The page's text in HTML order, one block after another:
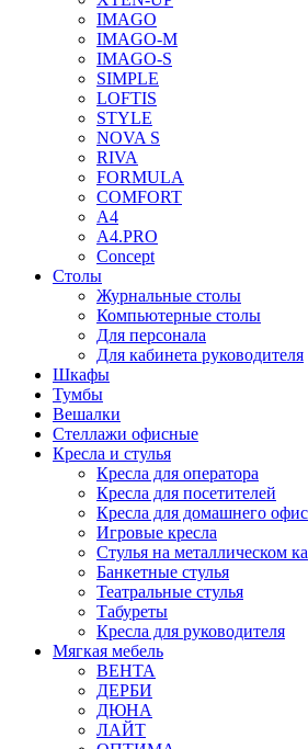
IMAGO
IMAGO-M
IMAGO-S
SIMPLE
LOFTIS
STYLE
NOVA S
RIVA
FORMULA
COMFORT
A4
A4.PRO
Concept
Столы
Журнальные столы
Компьютерные столы
Для персонала
Для кабинета руководителя
Шкафы
Тумбы
Вешалки
Стеллажи офисные
Кресла и стулья
Кресла для оператора
Кресла для посетителей
Кресла для домашнего
Игровые кресла
Стулья на металлическом
Банкетные стулья
Театральные стулья
Табуреты
Кресла для руководителя
Мягкая мебель
ВЕНТА
ДЕРБИ
ДЮНА
ЛАЙТ